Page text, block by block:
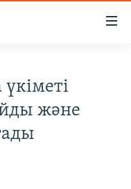
және